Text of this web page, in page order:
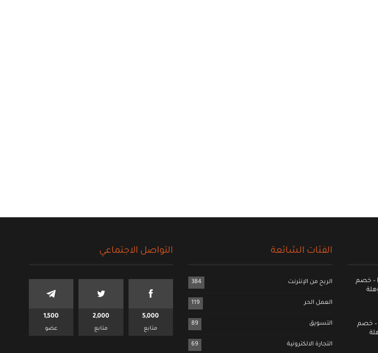
كود خصم سبورتر EX56 – خصم
كود خصم وايتس A132 – خصم
الفئات الشائعة
الربح من الإنترنت 384
العمل الحر 119
التسويق 89
التجارة الالكترونية 69
التواصل الاجتماعي
5,000
متابع
2,000
متابع
1,500
عضو